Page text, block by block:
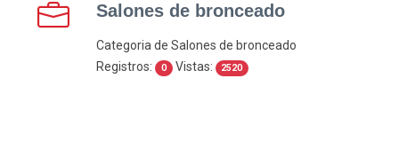
Salones de bronceado
Categoria de Salones de bronceado
Registros:
0 Vistas: 2520